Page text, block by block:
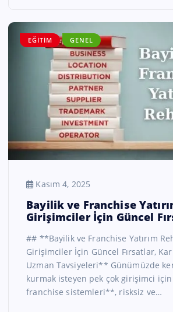
EĞITIM GENEL
Kasım 4, 2025
Bayilik ve Franchise
Girişimciler İçin Güncel
## **Bayilik ve Franchise Yatırım
Girişimciler İçin Güncel Fırsatlar,
Uzman Tavsiyeleri** Günümüzde
kurmak isteyen pek çok girişimci
franchise sistemleri**, risksiz ve…